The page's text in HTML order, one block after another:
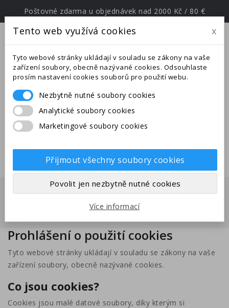
Poštovné zdarma u objednávek nad 2000 Kč / 80 €
menu
Upozornění: Ve dnech od
25.6.-27.7.2026 jsme na expedici v
jižní Evropě. Uskutečněné
objednávky budou odeslány po
28.7.2026.
PODROBNĚ O COOKIES
Podrobně o cookies
Prohlášení o použití cookies
Tyto webové stránky ukládají v souladu se zákony na vaše
zařízení soubory, obecně nazývané cookies.
Co jsou cookies?
Cookies jsou malé datové soubory, díky kterým si
Tento web využívá cookies x
Tyto webové stránky ukládají v souladu se zákony na vaše
zařízení soubory, obecně nazývané cookies. Odsouhlaste
prosím nastavení cookies souborů pro použití webu.
Nezbytně nutné soubory cookies
Analytické soubory cookies
Marketingové soubory cookies
Přijmout všechny soubory cookies
Povolit jen nezbytně nutné cookies
Více informací